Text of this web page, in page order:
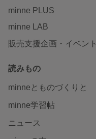
minne PLUS
minne LAB
販売支援企画・イベント
読みもの
minneとものづくりと
minne学習帖
ニュース